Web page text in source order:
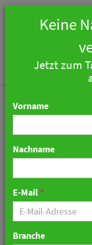
Frisches
Living-
04. Oktober 2023
Keine
Jetzt zum
Vorname
Nachname
E-Mail *
Branche